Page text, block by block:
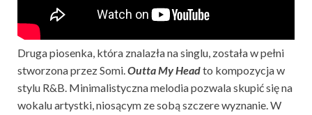
Druga piosenka, która znalazła na singlu, została w pełni
stworzona przez Somi.Outta My Headto kompozycja w
stylu R&B. Minimalistyczna melodia pozwala skupić się na
wokalu artystki, niosącym ze sobą szczere wyznanie. W